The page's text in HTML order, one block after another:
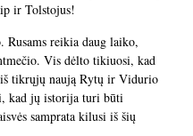
ir Tolstojus!
Rusams reikia daug laiko,
Vis dėlto tikiuosi, kad
iš tikrųjų naują Rytų ir Vidurio
kad jų istorija turi būti
samprata kilusi iš šių